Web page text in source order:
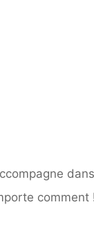
comment